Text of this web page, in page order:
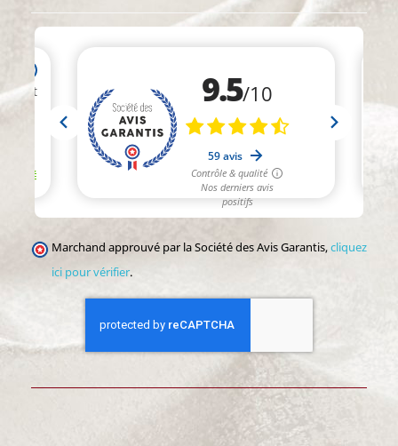
Marchand approuvé par la Société des Avis Garantis,cliquez
ici pour vérifier.